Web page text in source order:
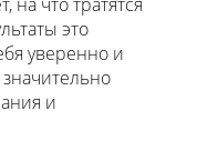
это
уверенно и
и